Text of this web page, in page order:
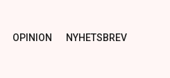
OPINION NYHETSBREV